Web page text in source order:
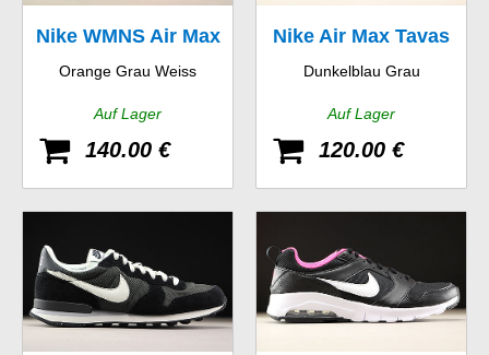
Nike WMNS Air Max
90
Orange Grau Weiss
Auf Lager
140.00 €
Nike Air Max Tavas
Dunkelblau Grau
Auf Lager
120.00 €